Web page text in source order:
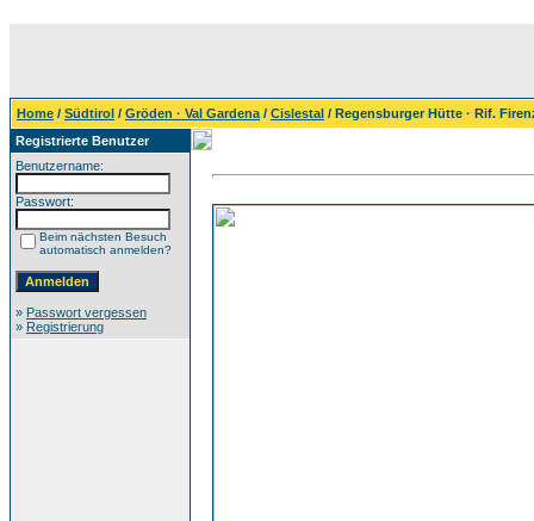
Home / Südtirol / Gröden · Val Gardena / Cislestal / Regensburger Hütte · Rif.
Registrierte Benutzer
Benutzername:
Passwort:
Beim nächsten Besuch
automatisch anmelden?
» Passwort vergessen
» Registrierung